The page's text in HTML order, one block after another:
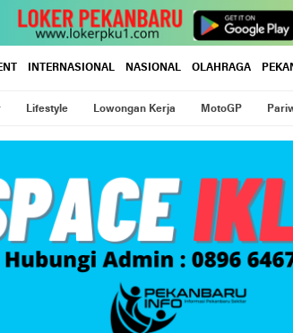
INTERNASIONAL NASIONAL OLAHRAGA
Lifestyle Lowongan Kerja MotoGP